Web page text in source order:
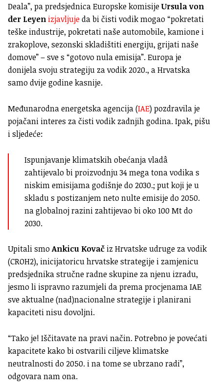
Deala”, pa predsjednica Europske komisijeUrsula von
der Leyen izjavljujeda bi čisti vodik mogao “pokretati
teške industrije, pokretati naše automobile, kamione i
zrakoplove, sezonski skladištiti energiju, grijati naše
domove” – sve s “gotovo nula emisija”. Europa je
donijela svoju strategiju za vodik 2020., a Hrvatska
samo dvije godine kasnije.
Međunarodna energetska agencija (IAE) pozdravila je
pojačani interes za čisti vodik zadnjih godina. Ipak, pišu
i sljedeće:
Ispunjavanje klimatskih obećanja vladâ
zahtijevalo bi proizvodnju 34 mega tona vodika s
niskim emisijama godišnje do 2030.; put koji je u
skladu s postizanjem neto nulte emisije do 2050.
na globalnoj razini zahtijevao bi oko 100 Mt do
2030.
Upitali smoAnkicu Kovač iz Hrvatske udruge za vodik
(CROH2), inicijatoricu hrvatske strategije i zamjenicu
predsjednika stručne radne skupine za njenu izradu,
jesmo li ispravno razumjeli da prema procjenama IAE
sve aktualne (nad)nacionalne strategije i planirani
kapaciteti nisu dovoljni.
“Tako je! Iščitavate na pravi način. Potrebno je povećati
kapacitete kako bi ostvarili ciljeve klimatske
neutralnosti do 2050. i na tome se ubrzano radi”,
odgovara nam ona.